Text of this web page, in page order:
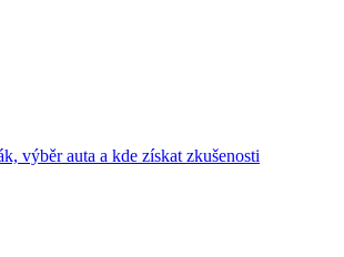
výběr auta a kde získat zkušenosti